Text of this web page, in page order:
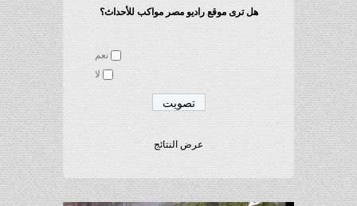
هل ترى موقع راديو مصر مواكب للأحداث؟
نعم
لا
عرض النتائج